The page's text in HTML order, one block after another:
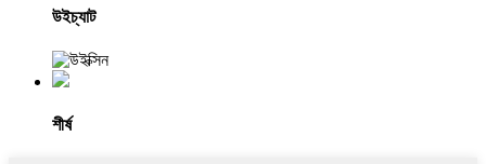
উইচ্যাট
শীর্ষ